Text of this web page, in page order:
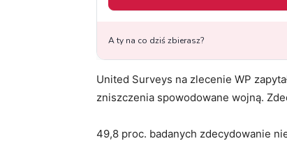
United Surveys na zlecenie WP
zniszczenia spowodowane wojną.
49,8 proc. badanych zdecydowanie